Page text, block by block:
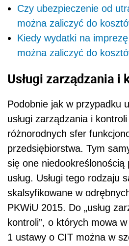
Czy ubezpieczenie od
można zaliczyć do
Kiedy wydatki na
można zaliczyć do
Usługi zarządzania i
Podobnie jak w przypadku
usługi zarządzania i
różnorodnych sfer
przedsiębiorstwa. Tym
się one niedookreślonością
usług. Usługi tego rodzaju
skalsyfikowane w
PKWiU 2015. Do „usług
kontroli”, o których mowa
1 ustawy o CIT można w